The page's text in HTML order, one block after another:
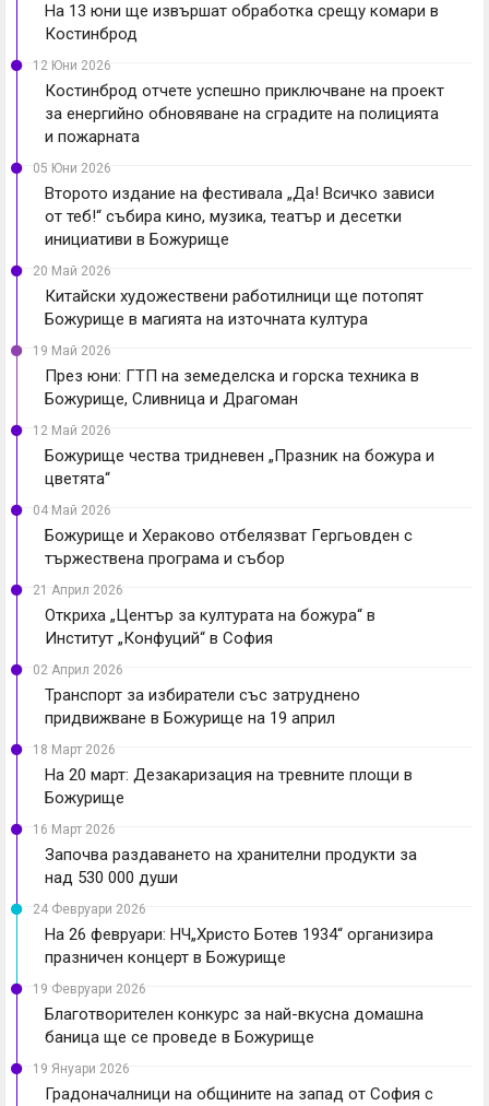
На 13 юни ще извършат обработка срещу комари в
Костинброд
12 Юни 2026
Костинброд отчете успешно приключване на проект
за енергийно обновяване на сградите на полицията
и пожарната
05 Юни 2026
Второто издание на фестивала „Да! Всичко зависи
от теб!“ събира кино, музика, театър и десетки
инициативи в Божурище
20 Май 2026
Китайски художествени работилници ще потопят
Божурище в магията на източната култура
19 Май 2026
През юни: ГТП на земеделска и горска техника в
Божурище, Сливница и Драгоман
12 Май 2026
Божурище чества тридневен „Празник на божура и
цветята“
04 Май 2026
Божурище и Хераково отбелязват Гергьовден с
тържествена програма и събор
21 Април 2026
Откриха „Център за културата на божура“ в
Институт „Конфуций“ в София
02 Април 2026
Транспорт за избиратели със затруднено
придвижване в Божурище на 19 април
18 Март 2026
На 20 март: Дезакаризация на тревните площи в
Божурище
16 Март 2026
Започва раздаването на хранителни продукти за
над 530 000 души
24 Февруари 2026
На 26 февруари: НЧ„Христо Ботев 1934“ организира
празничен концерт в Божурище
19 Февруари 2026
Благотворителен конкурс за най-вкусна домашна
баница ще се проведе в Божурище
19 Януари 2026
Градоначалници на общините на запад от София с